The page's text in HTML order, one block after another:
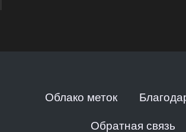
Облако меток
Обратная связь